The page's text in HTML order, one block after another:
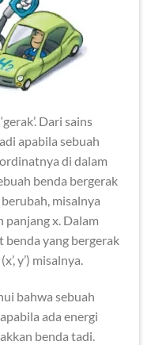
Dari sains
apabila sebuah
di dalam
benda bergerak
misalnya
panjang x. Dalam
benda yang bergerak
y’) misalnya.
bahwa sebuah
ada energi
benda tadi.